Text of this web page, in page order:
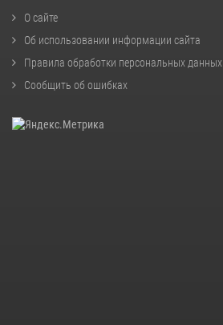
О сайте
Об использовании информации сайта
Правила обработки персональных данных
Сообщить об ошибках